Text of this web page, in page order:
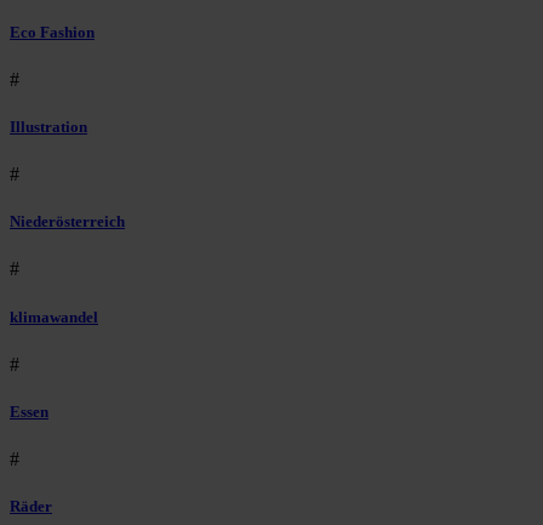
Eco Fashion
#
Illustration
#
Niederösterreich
#
klimawandel
#
Essen
#
Räder